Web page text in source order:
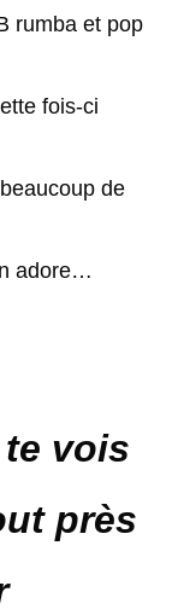
rumba et pop
fois-ci
de
adore…
te vois
près